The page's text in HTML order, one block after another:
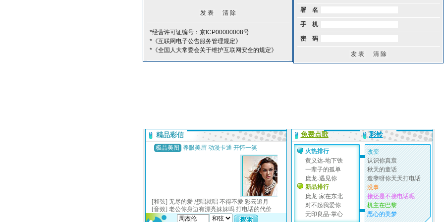
*经营许可证编号：京ICP00000008号
*《互联网电子公告服务管理规定》
*《全国人大常委会关于维护互联网安全的规定》
署 名
手 机
密 码